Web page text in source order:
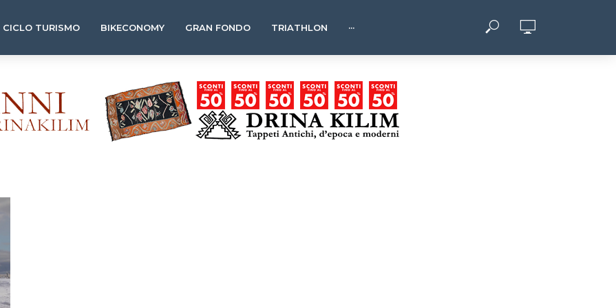
CICLO TURISMO BIKECONOMY GRAN FONDO TRIATHLON ···